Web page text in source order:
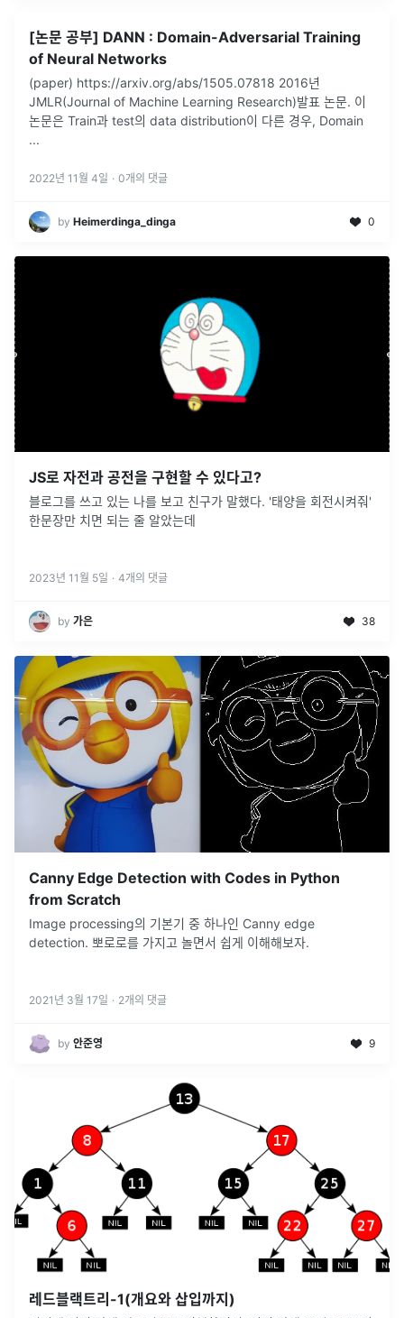
[논문 공부] DANN : Domain-Adversarial Training
of Neural Networks
(paper) https://arxiv.org/abs/1505.07818 2016년
JMLR(Journal of Machine Learning Research)발표 논문. 이
논문은 Train과 test의 data distribution이 다른 경우, Domain
...
2022년 11월 4일 · 0개의 댓글
by Heimerdinga_dinga 0
JS로 자전과 공전을 구현할 수 있다고?
블로그를 쓰고 있는 나를 보고 친구가 말했다. '태양을 회전시켜줘'
한문장만 치면 되는 줄 알았는데
2023년 11월 5일 · 4개의 댓글
by ­가은 38
Canny Edge Detection with Codes in Python
from Scratch
Image processing의 기본기 중 하나인 Canny edge
detection. 뽀로로를 가지고 놀면서 쉽게 이해해보자.
2021년 3월 17일 · 2개의 댓글
by 안준영 9
레드블랙트리-1(개요와 삽입까지)